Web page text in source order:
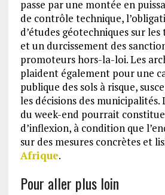
passe par une montée en
de contrôle technique,
d’études géotechniques sur les
et un durcissement des
promoteurs hors-la-loi. Les
plaident également pour une
publique des sols à risque,
les décisions des municipalités.
du week-end pourrait
d’inflexion, à condition que
sur des mesures concrètes et
Afrique.
Pour aller plus loin